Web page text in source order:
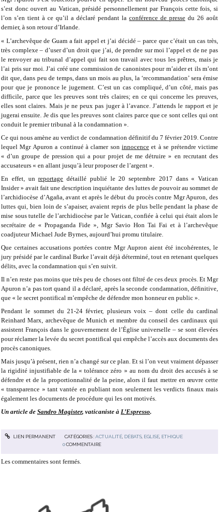
s’est donc ouvert au Vatican, présidé personnellement par François cette fois, si
l’on s’en tient à ce qu’il a déclaré pendant la conférence de presse du 26 août
dernier, à son retour d’Irlande.
« L’archevêque de Guam a fait appel et j’ai décidé – parce que c’était un cas très,
très complexe – d’user d’un droit que j’ai, de prendre sur moi l’appel et de ne pas
le renvoyer au tribunal d’appel qui fait son travail avec tous les prêtres, mais je
l’ai pris sur moi. J’ai créé une commission de canonistes pour m’aider et ils m’ont
dit que, dans peu de temps, dans un mois au plus, la ‘recommandation’ sera émise
pour que je prononce le jugement. C’est un cas compliqué, d’un côté, mais pas
difficile, parce que les preuves sont très claires; en ce qui concerne les preuves,
elles sont claires. Mais je ne peux pas juger à l’avance. J’attends le rapport et je
jugerai ensuite. Je dis que les preuves sont claires parce que ce sont celles qui ont
conduit le premier tribunal à la condamnation ».
Ce qui nous amène au verdict de condamnation définitif du 7 février 2019. Contre
lequel Mgr Apuron a continué à clamer soninnocence et à se prétendre victime
« d’un groupe de pression qui a pour projet de me détruire » en recrutant des
accusateurs « en allant jusqu’à leur proposer de l’argent ».
En effet, unreportage détaillé publié le 20 septembre 2017 dans « Vatican
Insider » avait fait une description inquiétante des luttes de pouvoir au sommet de
l’archidiocèse d’Agaña, avant et après le début du procès contre Mgr Apuron, des
luttes qui, bien loin de s’apaiser, avaient repris de plus belle pendant la phase de
mise sous tutelle de l’archidiocèse par le Vatican, confiée à celui qui était alors le
secrétaire de « Propaganda Fide », Mgr Savio Hon Tai Fai et à l’archevêque
coadjuteur Michael Jude Byrnes, aujourd’hui promu titulaire.
Que certaines accusations portées contre Mgr Aupron aient été incohérentes, le
jury présidé par le cardinal Burke l’avait déjà déterminé, tout en retenant quelques
délits, avec la condamnation qui s’en suivit.
Il n’en reste pas moins que très peu de choses ont filtré de ces deux procès. Et Mgr
Apuron n’a pas tort quand il a déclaré, après la seconde condamnation, définitive,
que « le secret pontifical m’empêche de défendre mon honneur en public ».
Pendant le sommet du 21-24 février, plusieurs voix – dont celle du cardinal
Reinhard Marx, archevêque de Munich et membre du conseil des cardinaux qui
assistent François dans le gouvernement de l’Église universelle – se sont élevées
pour réclamer la levée du secret pontifical qui empêche l’accès aux documents des
procès canoniques.
Mais jusqu’à présent, rien n’a changé sur ce plan. Et si l’on veut vraiment dépasser
la rigidité injustifiable de la « tolérance zéro » au nom du droit des accusés à se
défendre et de la proportionnalité de la peine, alors il faut mettre en œuvre cette
« transparence » tant vantée en publiant non seulement les verdicts finaux mais
également les documents de procédure qui les ont motivés.
Un article de Sandro Magister, vaticaniste à L’Espresso.
LIEN PERMANENT CATÉGORIES :ACTUALITÉ, DÉBATS, EGLISE, ETHIQUE
0 COMMENTAIRE
Les commentaires sont fermés.